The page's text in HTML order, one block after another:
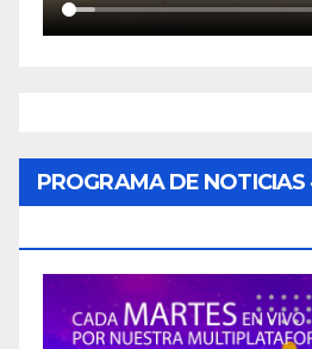
PROGRAMA DE NOTICIAS